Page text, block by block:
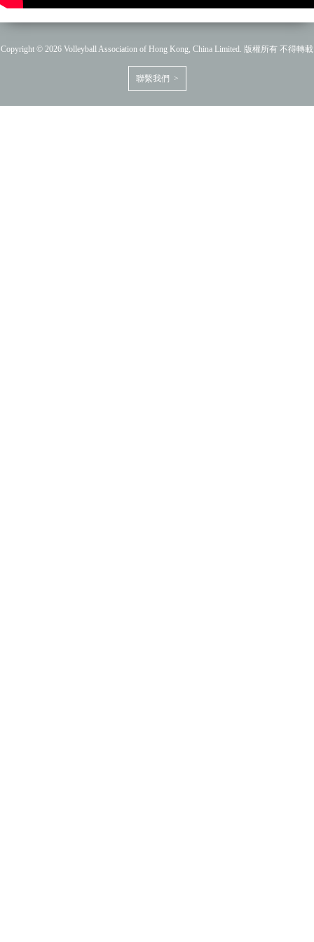
Copyright © 2026 Volleyball Association of Hong Kong, China Limited. 版權所有 不得轉載
聯繫我們 >